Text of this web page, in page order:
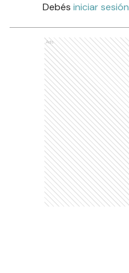
Debés iniciar sesión
Ads